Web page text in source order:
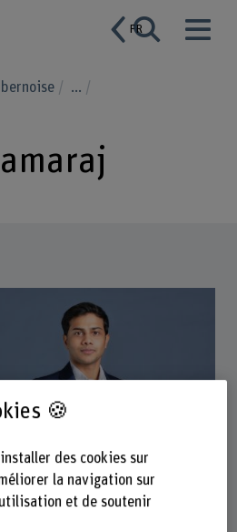
FR
...
🍪
des cookies sur
la navigation sur
et de soutenir